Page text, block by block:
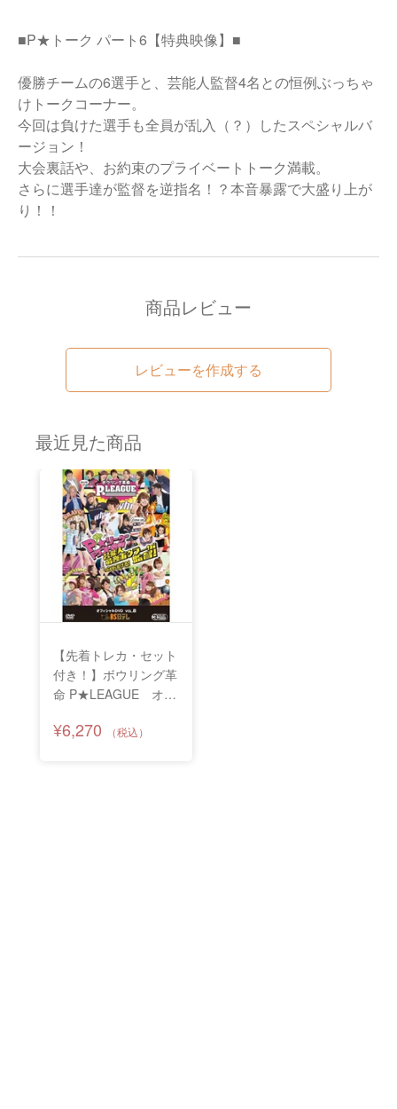
■P★トーク パート6【特典映像】■
優勝チームの6選手と、芸能人監督4名との恒例ぶっちゃ
けトークコーナー。
今回は負けた選手も全員が乱入（？）したスペシャルバ
ージョン！
大会裏話や、お約束のプライベートトーク満載。
さらに選手達が監督を逆指名！？本音暴露で大盛り上が
り！！
商品レビュー
レビューを作成する
最近見た商品
【先着トレカ・セット
付き！】ボウリング革
命 P★LEAGUE オフ
¥6,270